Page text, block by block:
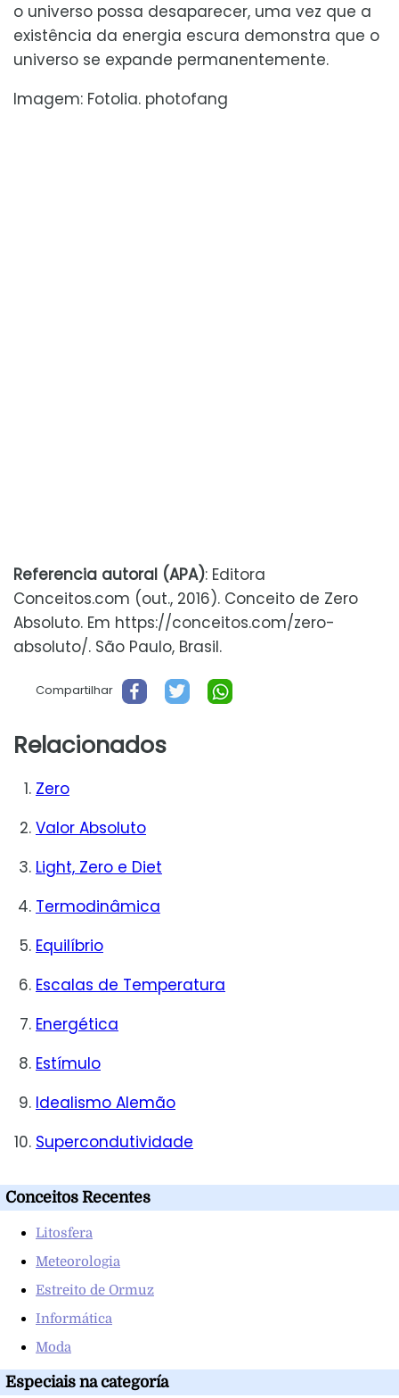
o universo possa desaparecer, uma vez que a
existência da energia escura demonstra que o
universo se expande permanentemente.
Imagem: Fotolia. photofang
Referencia autoral (APA): Editora
Conceitos.com (out., 2016). Conceito de Zero
Absoluto. Em https://conceitos.com/zero-
absoluto/. São Paulo, Brasil.
Compartilhar
Relacionados
Zero
Valor Absoluto
Light, Zero e Diet
Termodinâmica
Equilíbrio
Escalas de Temperatura
Energética
Estímulo
Idealismo Alemão
Supercondutividade
Conceitos Recentes
Litosfera
Meteorologia
Estreito de Ormuz
Informática
Moda
Especiais na categoría